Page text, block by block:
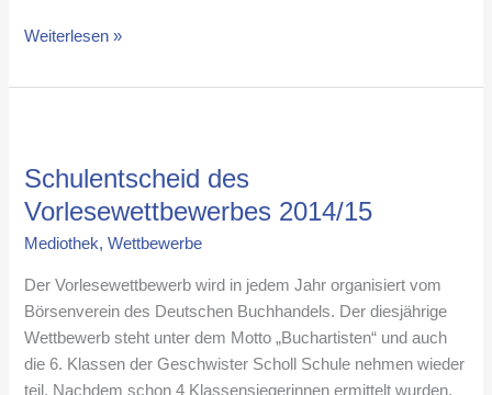
Weiterlesen »
Schulentscheid des
Vorlesewettbewerbes 2014/15
Mediothek,Wettbewerbe
Der Vorlesewettbewerb wird in jedem Jahr organisiert vom
Börsenverein des Deutschen Buchhandels. Der diesjährige
Wettbewerb steht unter dem Motto „Buchartisten“ und auch
die 6. Klassen der Geschwister Scholl Schule nehmen wieder
teil. Nachdem schon 4 Klassensiegerinnen ermittelt wurden,
Vorlesewettbewerbes
2014/15